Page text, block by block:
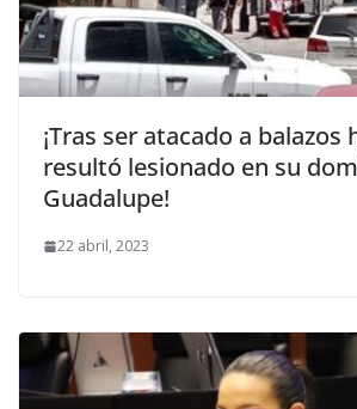
¡Tras ser atacado a balazos
resultó lesionado en su
Guadalupe!
22 abril, 2023